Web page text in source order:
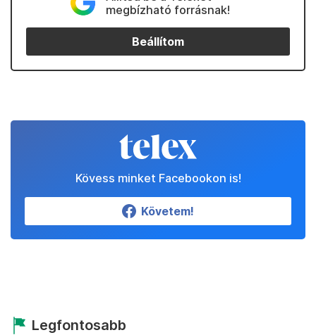
megbízható forrásnak!
Beállítom
Kövess minket Facebookon is!
Követem!
Legfontosabb